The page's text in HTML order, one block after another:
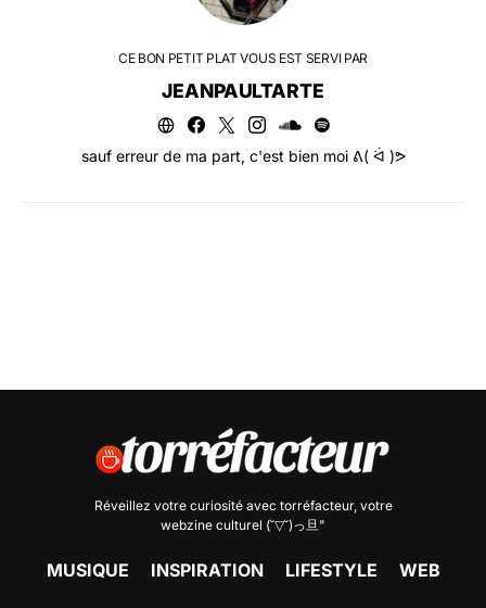
CE BON PETIT PLAT VOUS EST SERVI PAR
JEANPAULTARTE
sauf erreur de ma part, c'est bien moi ᕕ( ᐛ )ᕗ
Réveillez votre curiosité avec torréfacteur, votre
webzine culturel (˘▽˘)っ旦"
MUSIQUE INSPIRATION LIFESTYLE WEB